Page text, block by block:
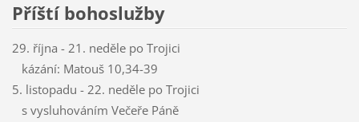
Příští bohoslužby
29. října - 21. neděle po Trojici
kázání: Matouš 10,34-39
5. listopadu - 22. neděle po Trojici
s vysluhováním Večeře Páně